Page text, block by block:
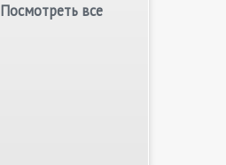
Посмотреть все